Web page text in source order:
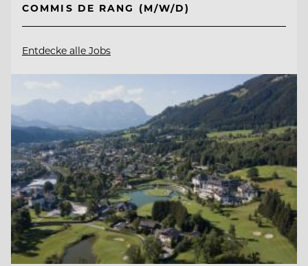
COMMIS DE RANG (M/W/D)
Entdecke alle Jobs